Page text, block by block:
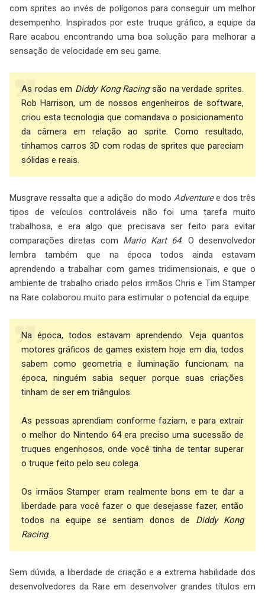
com sprites ao invés de polígonos para conseguir um melhor
desempenho. Inspirados por este truque gráfico, a equipe da
Rare acabou encontrando uma boa solução para melhorar a
sensação de velocidade em seu game.
As rodas em Diddy Kong Racingsão na verdade sprites.
Rob Harrison, um de nossos engenheiros de software,
criou esta tecnologia que comandava o posicionamento
da câmera em relação ao sprite. Como resultado,
tínhamos carros 3D com rodas de sprites que pareciam
sólidas e reais.
Musgrave ressalta que a adição do modo Adventuree dos três
tipos de veículos controláveis não foi uma tarefa muito
trabalhosa, e era algo que precisava ser feito para evitar
comparações diretas com Mario Kart 64. O desenvolvedor
lembra também que na época todos ainda estavam
aprendendo a trabalhar com games tridimensionais, e que o
ambiente de trabalho criado pelos irmãos Chris e Tim Stamper
na Rare colaborou muito para estimular o potencial da equipe.
Na época, todos estavam aprendendo. Veja quantos
motores gráficos de games existem hoje em dia, todos
sabem como geometria e iluminação funcionam; na
época, ninguém sabia sequer porque suas criações
tinham de ser em triângulos.
As pessoas aprendiam conforme faziam, e para extrair
o melhor do Nintendo 64 era preciso uma sucessão de
truques engenhosos, onde você tinha de tentar superar
o truque feito pelo seu colega.
Os irmãos Stamper eram realmente bons em te dar a
liberdade para você fazer o que desejasse fazer, então
todos na equipe se sentiam donos de Diddy Kong
Racing.
Sem dúvida, a liberdade de criação e a extrema habilidade dos
desenvolvedores da Rare em desenvolver grandes títulos em